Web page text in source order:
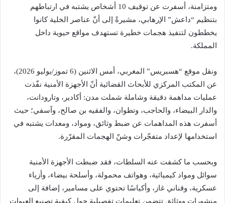
ومتزامنة، أسفرت عن توقيف 10 أشخاص يشتبه في ارتباطهم
بتنظيم “داعش” الإرهابي، مشيرةً إلى أنّ عناصر الخلية كانوا
يخططون لتنفيذ هجمات خطيرة تستهدف مواقع حيوية داخل
المملكة.
ونقل موقع “هسبريس” المغربي، أمس الاثنين (6 تموز/يوليو 2026)،
عن المكتب المركزي للأبحاث القضائية أنّ الأجهزة الأمنية نفّذت
عمليات مداهمة دقيقة وشاملة شملت مدن: أكادير، وتارودانت،
والدار البيضاء، والحاجب، وتطوان، والفقيه بن صالح، وآسفي؛ حيث
أسفرت هذه المداهمات عن ضبط وثائق، ومواد، ومعدات يشتبه في
استخدامها لإعداد متفجّرات وشنّ الهجمات المقرّرة.
وبحسب ما كشفت عنه السلطات، فقد ضبطت الأجهزة الأمنية
سوائل ومواد كيميائية، وهواتف محمولة، وأسلحة بيضاء، وأزياء
عسكرية، وقناني غاز، وأكياسًا تحتوي على مسامير، إضافة إلى
منشورات ووثائق تتضمن تعليمات تفصيلية حول كيفية تصنيع العبوات